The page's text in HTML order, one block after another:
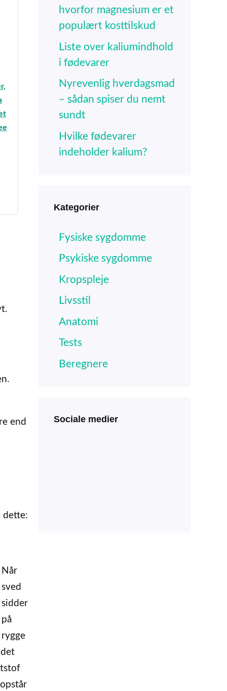
end
dette:
Når
sved
sidder
på
rygge
hvorfor magnesium er et
populært kosttilskud
Liste over kaliumindhold
i fødevarer
Nyrevenlig hverdagsmad
– sådan spiser du nemt
sundt
Hvilke fødevarer
indeholder kalium?
Kategorier
Fysiske sygdomme
Psykiske sygdomme
Kropspleje
Livsstil
Anatomi
Tests
Beregnere
Sociale medier